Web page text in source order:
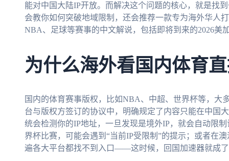
能对中国大陆IP开放。而解决这个问题的核心，就是找
会教你如何突破地域限制，还会推荐一款专为海外华
NBA、足球等赛事的中文解说，包括即将到来的2026美
为什么海外看国内体育
国内的体育赛事版权，比如NBA、中超、世界杯等，大
台与版权方签订的协议中，明确规定了内容只能在中国
统会检测你的IP地址，一旦发现是境外IP，就会自动限
界杯比赛，可能会遇到“当前IP受限制”的提示；或者在
遍各大平台都找不到入口——这时候，回国加速器就成